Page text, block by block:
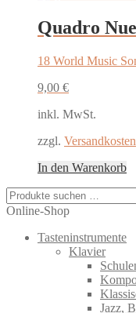
Quadro
18 World Music
9,00 €
inkl. MwSt.
zzgl. Versandkosten
In den Warenkorb
Suchen
nach:
Online-Shop
Tasteninstrumente
Klavier
Jazz,